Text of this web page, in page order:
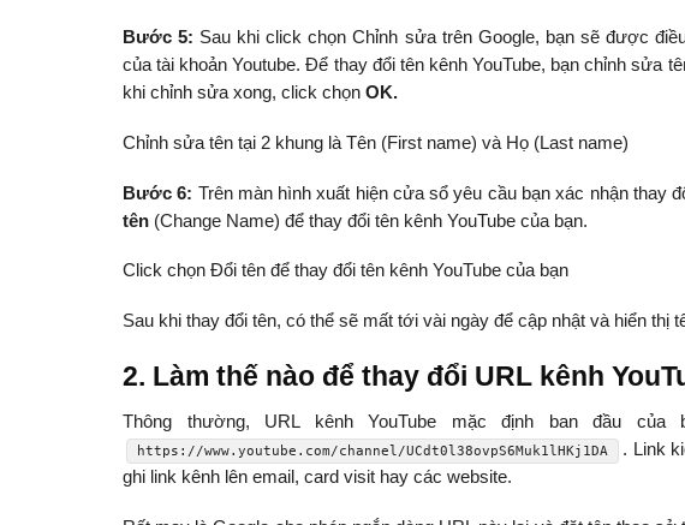
Bước 5: Sau khi click chọn Chỉnh sửa trên Google, bạn sẽ được
của tài khoản Youtube. Để thay đổi tên kênh YouTube, bạn chỉnh sửa
khi chỉnh sửa xong, click chọn OK.
Chỉnh sửa tên tại 2 khung là Tên (First name) và Họ (Last name)
Bước 6: Trên màn hình xuất hiện cửa sổ yêu cầu bạn xác nhận thay
tên (Change Name) để thay đổi tên kênh YouTube của bạn.
Click chọn Đổi tên để thay đổi tên kênh YouTube của bạn
Sau khi thay đổi tên, có thể sẽ mất tới vài ngày để cập nhật và hiển thị
2. Làm thế nào để thay đổi URL kênh
Thông thường, URL kênh YouTube mặc định ban đầu
https://www.youtube.com/channel/UCdt0l38ovpS6Muk1lHKj1DA
. Link
ghi link kênh lên email, card visit hay các website.